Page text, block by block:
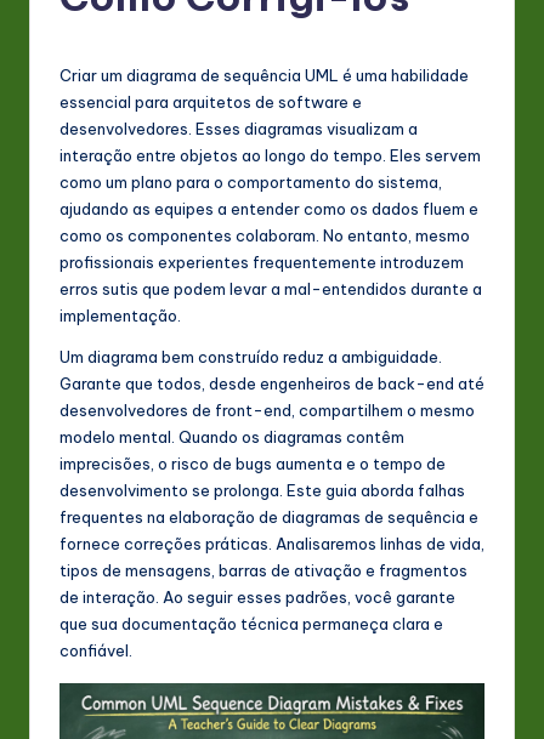
rt
L
in
A
Criar um diagrama de sequência UML é uma habilidade
essencial para arquitetos de software e
desenvolvedores. Esses diagramas visualizam a
interação entre objetos ao longo do tempo. Eles servem
como um plano para o comportamento do sistema,
ajudando as equipes a entender como os dados fluem e
como os componentes colaboram. No entanto, mesmo
profissionais experientes frequentemente introduzem
erros sutis que podem levar a mal-entendidos durante a
implementação.
Um diagrama bem construído reduz a ambiguidade.
Garante que todos, desde engenheiros de back-end até
desenvolvedores de front-end, compartilhem o mesmo
modelo mental. Quando os diagramas contêm
imprecisões, o risco de bugs aumenta e o tempo de
desenvolvimento se prolonga. Este guia aborda falhas
frequentes na elaboração de diagramas de sequência e
fornece correções práticas. Analisaremos linhas de vida,
tipos de mensagens, barras de ativação e fragmentos
de interação. Ao seguir esses padrões, você garante
que sua documentação técnica permaneça clara e
confiável.